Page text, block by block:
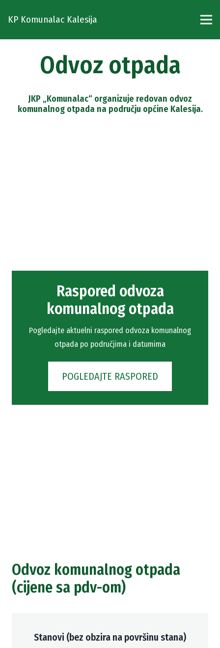
KP Komunalac Kalesija
Odvoz otpada
JKP „Komunalac“ organizuje redovan odvoz
komunalnog otpada na području općine Kalesija.
Raspored odvoza
komunalnog otpada
Pogledajte aktuelni raspored odvoza komunalnog
otpada po područjima i datumima
POGLEDAJTE RASPORED
Odvoz komunalnog otpada
(cijene sa pdv-om)
Stanovi (bez obzira na površinu stana)